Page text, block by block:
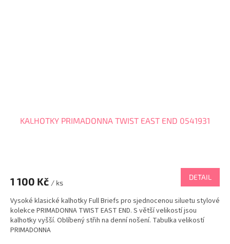
KALHOTKY PRIMADONNA TWIST EAST END 0541931
1 100 Kč / ks
DETAIL
Vysoké klasické kalhotky Full Briefs pro sjednocenou siluetu stylové
kolekce PRIMADONNA TWIST EAST END. S větší velikostí jsou
kalhotky vyšší. Oblíbený střih na denní nošení. Tabulka velikostí
PRIMADONNA